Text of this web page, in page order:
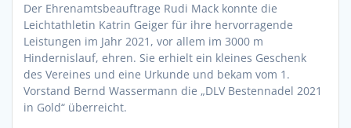
Der Ehrenamtsbeauftrage Rudi Mack konnte die
Leichtathletin Katrin Geiger für ihre hervorragende
Leistungen im Jahr 2021, vor allem im 3000 m
Hindernislauf, ehren. Sie erhielt ein kleines Geschenk
des Vereines und eine Urkunde und bekam vom 1.
Vorstand Bernd Wassermann die „DLV Bestennadel 2021
in Gold“ überreicht.